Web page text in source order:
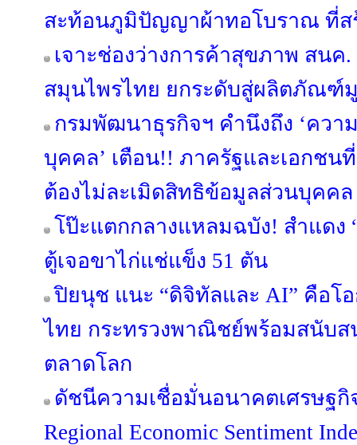
สะท้อนภูมิปัญญาผ้าทอโบราณ ที่ส
เจาะช่องว่างการค้าสุขภาพ สน
สมุนไพรไทย ยกระดับสู่ผลิตภัณฑ์
กรมพัฒนาธุรกิจฯ คำนึงถึง ‘คว
บุคคล’ เตือน!! ภาครัฐและเอกชน
ต้องไม่ละเมิดสิทธิข้อมูลส่วนบุคคล
โป๊ะแตกกลางแหลมฉบัง! สำแดง
ตู้เจอขาไก่แช่แข็ง 51 ตัน
ปิยนุช แนะ “ดิจิทัลและ AI” คือโ
ไทย กระทรวงพาณิชย์พร้อมสนับส
ตลาดโลก
ดัชนีความเชื่อมั่นอนาคตเศรษฐกิ
Regional Economic Sentiment